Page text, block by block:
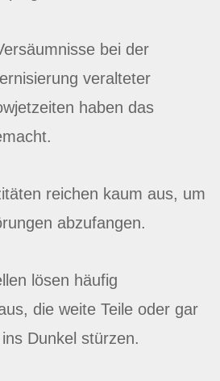
bei der
veralteter
haben das
reichen kaum aus, um
abzufangen.
lösen häufig
die weite Teile oder gar
Dunkel stürzen.